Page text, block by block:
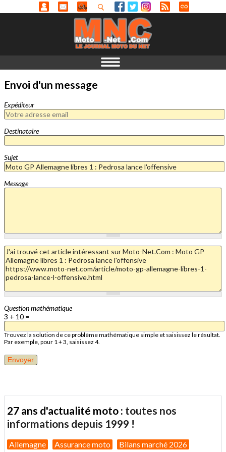
Envoi d'un message
Expéditeur
Destinataire
Sujet
Message
Question mathématique
3 + 10 =
Trouvez la solution de ce problème mathématique simple et saisissez le résultat.
Par exemple, pour 1 + 3, saisissez 4.
27 ans d'actualité moto : toutes nos
informations depuis 1999 !
Allemagne Assurance moto Bilans marché 2026